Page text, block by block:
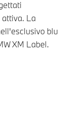
La
blu
XM Label.